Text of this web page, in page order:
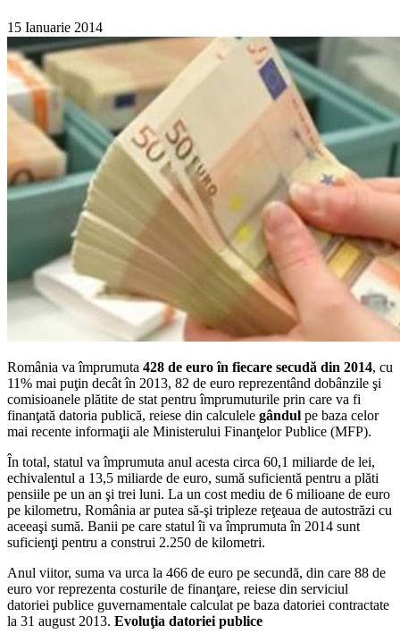
15 Ianuarie 2014
România va împrumuta 428 de euro în fiecare secudă din 2014, cu
11% mai puţin decât în 2013, 82 de euro reprezentând dobânzile şi
comisioanele plătite de stat pentru împrumuturile prin care va fi
finanţată datoria publică, reiese din calculele gândul pe baza celor
mai recente informaţii ale Ministerului Finanţelor Publice (MFP).
În total, statul va împrumuta anul acesta circa 60,1 miliarde de lei,
echivalentul a 13,5 miliarde de euro, sumă suficientă pentru a plăti
pensiile pe un an şi trei luni. La un cost mediu de 6 milioane de euro
pe kilometru, România ar putea să-şi tripleze reţeaua de autostrăzi cu
aceeaşi sumă. Banii pe care statul îi va împrumuta în 2014 sunt
suficienţi pentru a construi 2.250 de kilometri.
Anul viitor, suma va urca la 466 de euro pe secundă, din care 88 de
euro vor reprezenta costurile de finanţare, reiese din serviciul
datoriei publice guvernamentale calculat pe baza datoriei contractate
la 31 august 2013. Evoluţia datoriei publice